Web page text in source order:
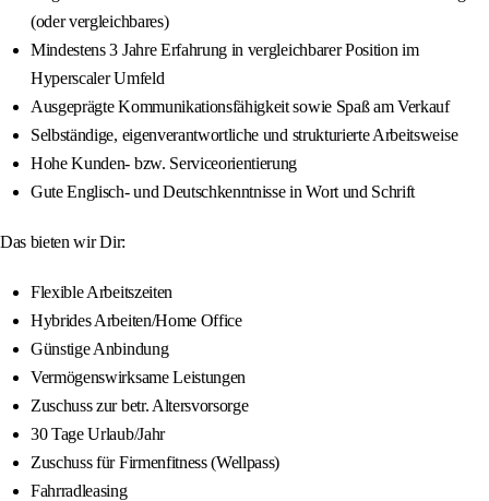
(oder vergleichbares)
Mindestens 3 Jahre Erfahrung in vergleichbarer Position im
Hyperscaler Umfeld
Ausgeprägte Kommunikationsfähigkeit sowie Spaß am Verkauf
Selbständige, eigenverantwortliche und strukturierte Arbeitsweise
Hohe Kunden- bzw. Serviceorientierung
Gute Englisch- und Deutschkenntnisse in Wort und Schrift
Das bieten wir Dir:
Flexible Arbeitszeiten
Hybrides Arbeiten/Home Office
Günstige Anbindung
Vermögenswirksame Leistungen
Zuschuss zur betr. Altersvorsorge
30 Tage Urlaub/Jahr
Zuschuss für Firmenfitness (Wellpass)
Fahrradleasing